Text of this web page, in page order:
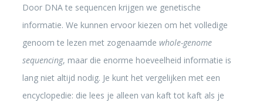
Door DNA te sequencen krijgen we genetische
informatie. We kunnen ervoor kiezen om het volledige
genoom te lezen met zogenaamde whole-genome
sequencing, maar die enorme hoeveelheid informatie is
lang niet altijd nodig. Je kunt het vergelijken met een
encyclopedie: die lees je alleen van kaft tot kaft als je